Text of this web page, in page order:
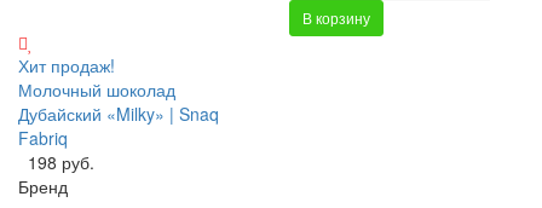
В корзину
Хит продаж!
Молочный шоколад
Дубайский «Milky» | Snaq
Fabriq
198 руб.
Бренд